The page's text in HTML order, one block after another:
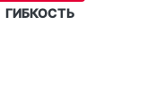
ГИБКОСТЬ